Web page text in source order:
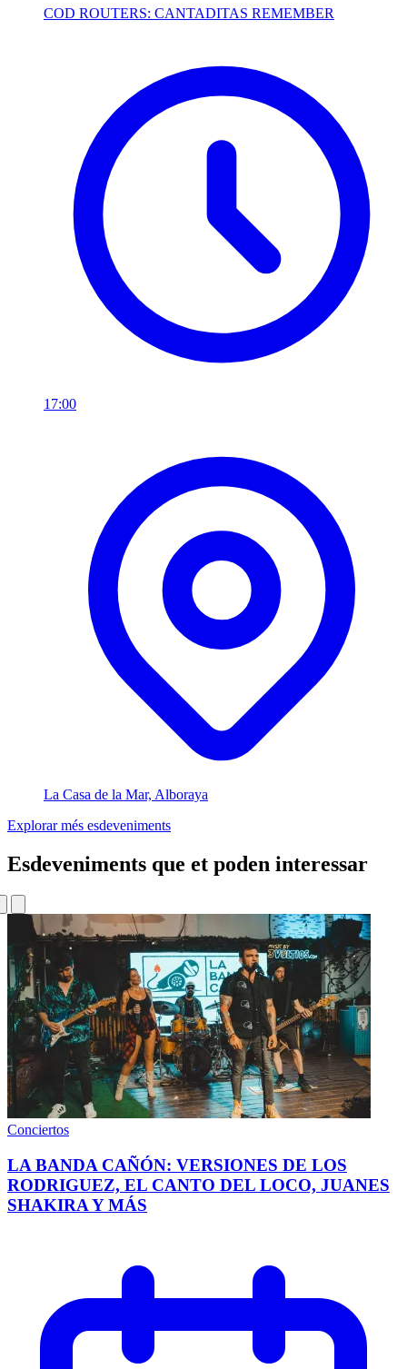
COD ROUTERS: CANTADITAS REMEMBER
17:00
La Casa de la Mar, Alboraya
Explorar més esdeveniments
Esdeveniments que et poden interessar
Conciertos
LA BANDA CAÑÓN: VERSIONES DE LOS
RODRIGUEZ, EL CANTO DEL LOCO, JUANES
SHAKIRA Y MÁS